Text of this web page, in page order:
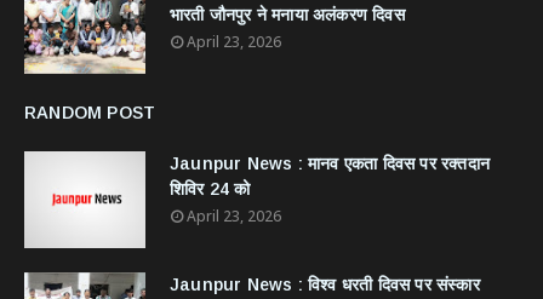
भारती जौनपुर ने मनाया अलंकरण दिवस
April 23, 2026
RANDOM POST
Jaunpur News : ​मानव एकता दिवस पर रक्तदान
शिविर 24 को
April 23, 2026
Jaunpur News : विश्व धरती दिवस पर संस्कार